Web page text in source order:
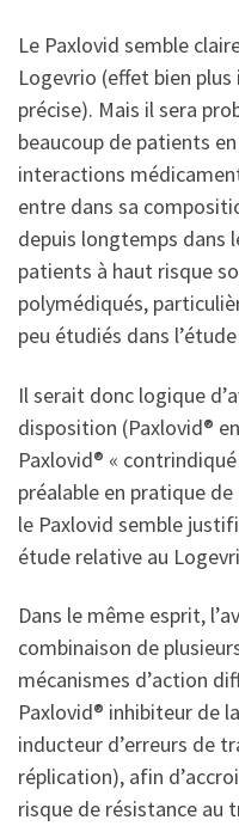
Le Paxlovid semble
Logevrio (effet bien
précise). Mais il sera
beaucoup de patients
interactions
entre dans sa
depuis longtemps dans
patients à haut risque
polymédiqués,
peu étudiés dans
Il serait donc logique
disposition (Paxlovid®
Paxlovid® «
préalable en pratique
le Paxlovid semble
étude relative au
Dans le même esprit,
combinaison de
mécanismes d’action
Paxlovid® inhibiteur de
inducteur d’erreurs de
réplication), afin
risque de résistance au